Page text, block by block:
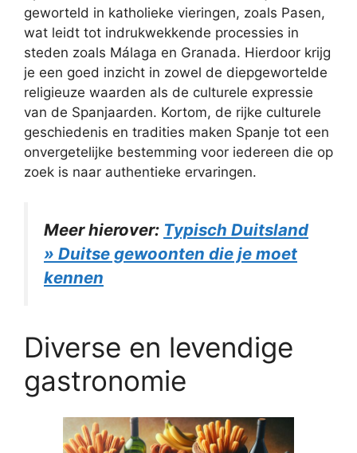
geworteld in katholieke vieringen, zoals Pasen,
wat leidt tot indrukwekkende processies in
steden zoals Málaga en Granada. Hierdoor krijg
je een goed inzicht in zowel de diepgewortelde
religieuze waarden als de culturele expressie
van de Spanjaarden. Kortom, de rijke culturele
geschiedenis en tradities maken Spanje tot een
onvergetelijke bestemming voor iedereen die op
zoek is naar authentieke ervaringen.
Meer hierover: Typisch Duitsland
» Duitse gewoonten die je moet
kennen
Diverse en levendige
gastronomie